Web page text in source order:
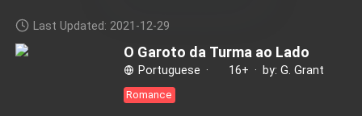
Last Updated: 2021-12-29
O Garoto da Turma ao Lado
Portuguese · 16+ · by: G. Grant
Romance